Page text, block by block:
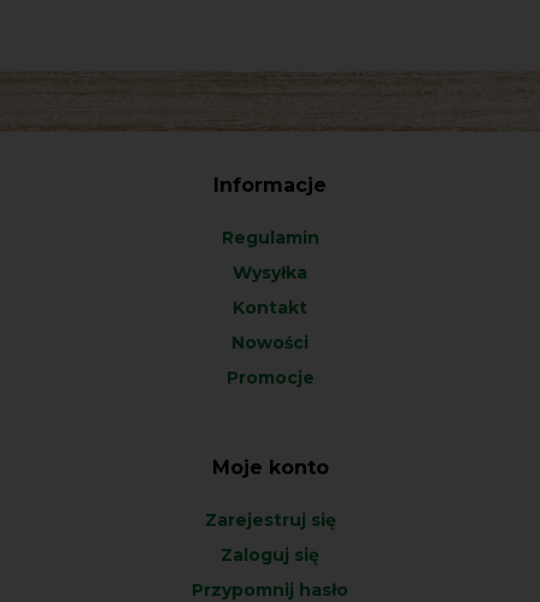
Informacje
Regulamin
Wysyłka
Kontakt
Nowości
Promocje
Moje konto
Zarejestruj się
Zaloguj się
Przypomnij hasło